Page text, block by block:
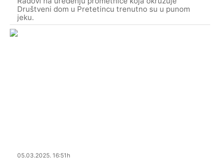
Društveni dom u Pretetincu trenutno su u punom
jeku.
05.03.2025. 16:51h